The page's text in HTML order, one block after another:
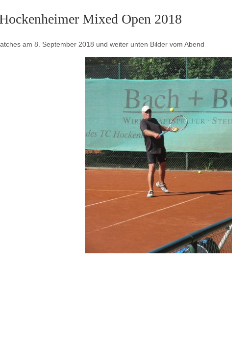
Mixed Open 2018
am 8. September 2018 und weiter unten Bilder vom Abend